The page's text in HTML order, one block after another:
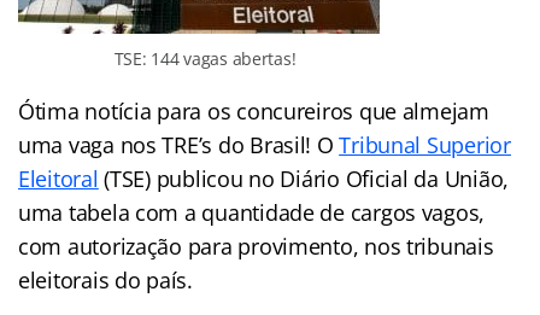
TSE: 144 vagas abertas!
Ótima notícia para os concureiros que almejam
uma vaga nos TRE’s do Brasil! OTribunal Superior
Eleitoral (TSE) publicou no Diário Oficial da União,
uma tabela com a quantidade de cargos vagos,
com autorização para provimento, nos tribunais
eleitorais do país.